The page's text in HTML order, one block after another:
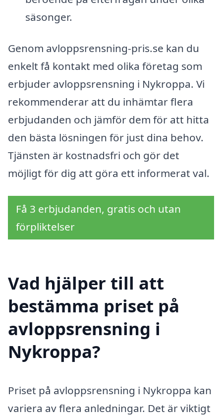
säsonger.
Genom avloppsrensning-pris.se kan du
enkelt få kontakt med olika företag som
erbjuder avloppsrensning i Nykroppa. Vi
rekommenderar att du inhämtar flera
erbjudanden och jämför dem för att hitta
den bästa lösningen för just dina behov.
Tjänsten är kostnadsfri och gör det
möjligt för dig att göra ett informerat val.
Få 3 erbjudanden, gratis och utan
förpliktelser
Vad hjälper till att
bestämma priset på
avloppsrensning i
Nykroppa?
Priset på avloppsrensning i Nykroppa kan
variera av flera anledningar. Det är viktigt